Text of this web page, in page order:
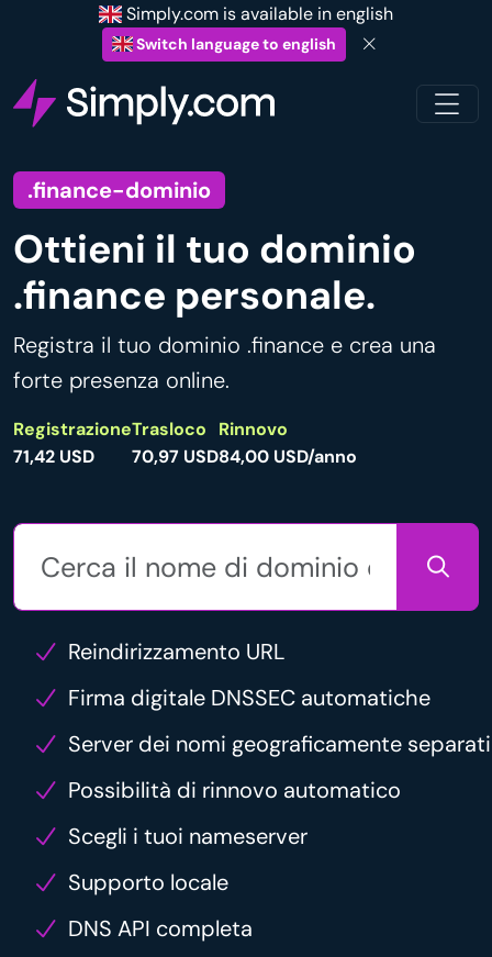
Simply.com is available in english
Switch language to english
.finance-dominio
Ottieni il tuo dominio
.finance personale.
Registra il tuo dominio .finance e crea una
forte presenza online.
Registrazione
71,42 USD
Trasloco
70,97 USD
Rinnovo
84,00 USD/anno
Reindirizzamento URL
Firma digitale DNSSEC automatiche
Server dei nomi geograficamente separati
Possibilità di rinnovo automatico
Scegli i tuoi nameserver
Supporto locale
DNS API completa